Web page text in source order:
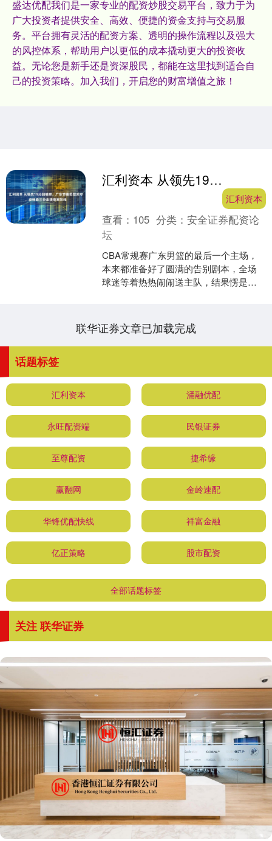
盛达优配我们是一家专业的配资炒股交易平台，致力于为
广大投资者提供安全、高效、便捷的资金支持与交易服
务。平台拥有灵活的配资方案、透明的操作流程以及强大
的风控体系，帮助用户以更低的成本撬动更大的投资收
益。无论您是新手还是资深股民，都能在这里找到适合自
己的投资策略。加入我们，开启您的财富增值之旅！
汇利资本 从领先19分到输球，广东节奏把控失守，皮特森三分击溃粤军防线
汇利资本
查看： 105 分类：安全证券配资论
坛
CBA常规赛广东男篮的最后一个主场，
本来都准备好了圆满的告别剧本，全场
球迷等着热热闹闹送主队，结果愣是踢
联华证券文章已加载完成
话题标签
汇利资本 涌融优配
永旺配资端 民银证券
至尊配资 捷希缘
赢翻网 金岭速配
华锋优配快线 祥富金融
亿正策略 股市配资
全部话题标签
关注 联华证券